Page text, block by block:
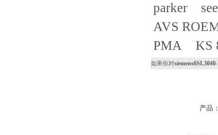
parker
AVS
PMA KS
如果你对
产品